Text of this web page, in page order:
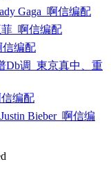
Gaga_啊信编配
_啊信编配
信编配
Db调_東京真中、重
编配
Bieber_啊信编